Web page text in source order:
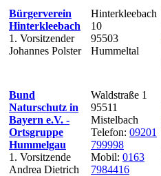
Bürgerverein
Hinterkleebach
1. Vorsitzender
Johannes Polster
Hinterkleebach
10
95503
Hummeltal
Bund
Naturschutz in
Bayern e.V. -
Ortsgruppe
Hummelgau
1. Vorsitzende
Andrea Dietrich
Waldstraße 1
95511
Mistelbach
Telefon: 09201
799998
Mobil: 0163
7984416